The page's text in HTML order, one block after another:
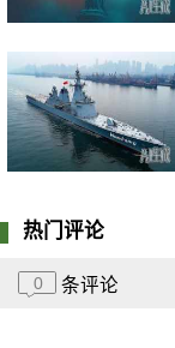
热门评论
0 条评论